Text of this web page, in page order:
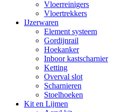
Vloerreinigers
Vloertrekkers
IJzerwaren
Element systeem
Gordijnrail
Hoekanker
Inboor kastscharnier
Ketting
Overval slot
Scharnieren
Stoelhoeken
Kit en Lijmen